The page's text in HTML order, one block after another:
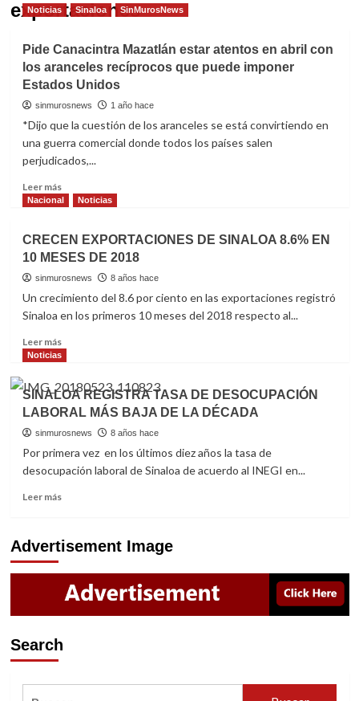
exportaciones
Noticias Sinaloa SinMurosNews
Pide Canacintra Mazatlán estar atentos en abril con
los aranceles recíprocos que puede imponer
Estados Unidos
sinmurosnews 1 año hace
*Dijo que la cuestión de los aranceles se está convirtiendo en
una guerra comercial donde todos los países salen
perjudicados,...
Leer másRead
more
Canacintra
Mazatlán
estar
atentos
abril
los
recíprocos
que
puede
imponer
Unidos
Nacional Noticias
CRECEN EXPORTACIONES DE SINALOA 8.6% EN
10 MESES DE 2018
sinmurosnews 8 años hace
Un crecimiento del 8.6 por ciento en las exportaciones registró
Sinaloa en los primeros 10 meses del 2018 respecto al...
Leer másRead
more
CRECEN
EXPORTACIONES
DE
SINALOA
10
Noticias
SINALOA REGISTRA TASA DE DESOCUPACIÓN
LABORAL MÁS BAJA DE LA DÉCADA
sinmurosnews 8 años hace
Por primera vez en los últimos diez años la tasa de
desocupación laboral de Sinaloa de acuerdo al INEGI en...
Leer másRead
SINALOA
REGISTRA
TASA
DE
DESOCUPACIÓN
LABORAL
BAJA
Advertisement Image
Search